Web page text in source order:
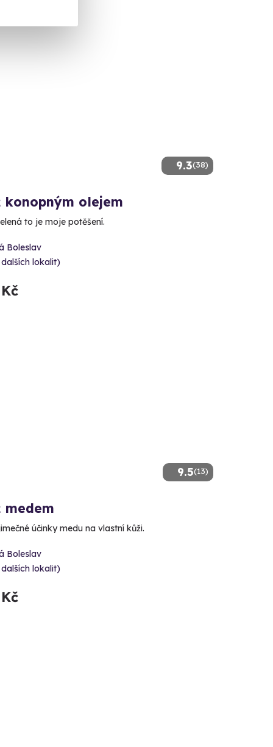
9.3(38)
konopným olejem
to je moje potěšení.
Boleslav
lokalit)
9.5(13)
medem
účinky medu na vlastní kůži.
Boleslav
lokalit)